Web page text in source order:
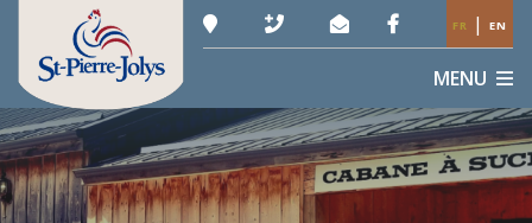
FR | EN
MENU